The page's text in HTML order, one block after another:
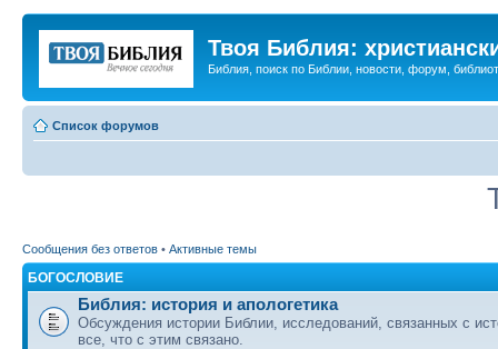
Твоя Библия:
Библия, поиск по Библии, новости, форум,
Список форумов
Сообщения без ответов • Активные темы
БОГОСЛОВИЕ
Библия: история и апологетика
Обсуждения истории Библии, исследований, связанных с
все, что с этим связано.